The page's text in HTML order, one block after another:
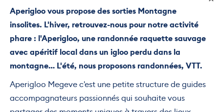
Aperigloo vous propose des sorties Montagne
insolites. L'hiver, retrouvez-nous pour notre activité
phare : l'Aperigloo, une randonnée raquette sauvage
avec apéritif local dans un igloo perdu dans la
montagne… L'été, nous proposons randonnées, VTT.
Aperigloo Megeve c'est une petite structure de guides
accompagnateurs passionnés qui souhaite vous